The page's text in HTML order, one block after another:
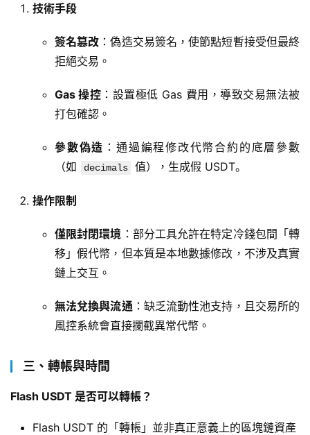
技術手段
簽名篡改 ：偽造交易簽名，使節點短暫接受但最終
拒絕交易。
Gas 操控 ：設置極低 Gas 費用，導致交易無法被
打包確認。
參數偽造 ：通過編程修改代幣合約的底層參數
（如
decimals 值），生成假 USDT。
操作限制
僅限封閉環境 ：部分工具允許在特定冷錢包間「轉
移」假代幣，但本質是本地數據修改，不涉及真實
鏈上交互。
無法兌換與流通 ：缺乏流動性池支持，且交易所的
風控系統會直接攔截異常代幣。
三、轉帳與時間
Flash USDT 是否可以轉帳？
Flash USDT 的「轉帳」並非真正意義上的區塊鏈資產